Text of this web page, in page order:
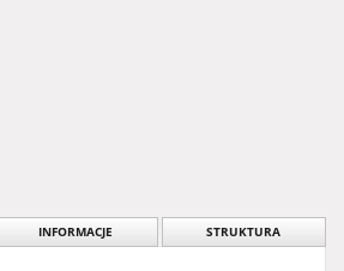
INFORMACJE STRUKTURA